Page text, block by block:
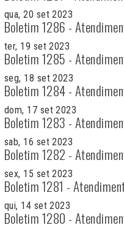
qua, 20 set 2023
Boletim 1286 -
ter, 19 set 2023
Boletim 1285 -
seg, 18 set 2023
Boletim 1284 -
dom, 17 set 2023
Boletim 1283 -
sab, 16 set 2023
Boletim 1282 -
sex, 15 set 2023
Boletim 1281 -
qui, 14 set 2023
Boletim 1280 -